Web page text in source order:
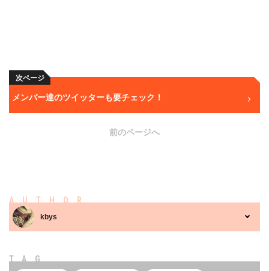
次ページ
メンバー達のツイッターも要チェック！
前のページへ
AUTHOR
kbys
TAG